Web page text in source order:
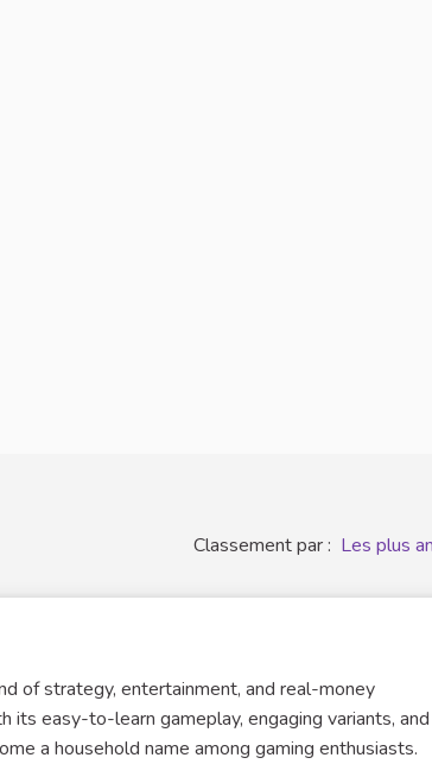
Classement par : Les plus
of strategy, entertainment, and real-money
easy-to-learn gameplay, engaging variants, and
a household name among gaming enthusiasts.